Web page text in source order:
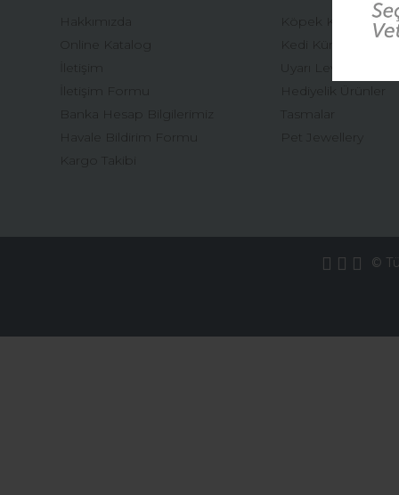
Hakkımızda
Online Katalog
İletişim
İletişim Formu
Banka Hesap Bilgilerimiz
Havale Bildirim Formu
Kargo Takibi
Köpek Künyeleri
Kedi Künyeleri
Uyarı Levhaları
Hediyelik Ürünler
Tasmalar
Pet Jewellery
©